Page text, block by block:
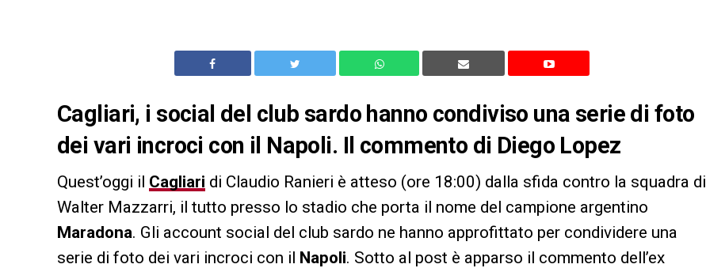
Cagliari, i social del club sardo hanno condiviso una serie di foto
dei vari incroci con il Napoli. Il commento di Diego Lopez
Quest’oggi il Cagliari di Claudio Ranieri è atteso (ore 18:00) dalla sfida contro la squadra di
Walter Mazzarri, il tutto presso lo stadio che porta il nome del campione argentino
Maradona. Gli account social del club sardo ne hanno approfittato per condividere una
serie di foto dei vari incroci con il Napoli. Sotto al post è apparso il commento dell’ex